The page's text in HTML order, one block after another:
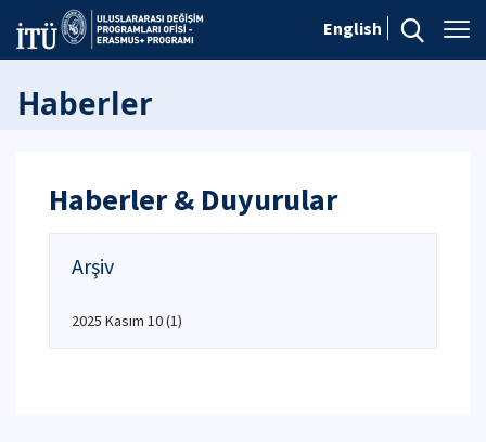
English
Haberler
Haberler & Duyurular
Arşiv
2025 Kasım 10(1)